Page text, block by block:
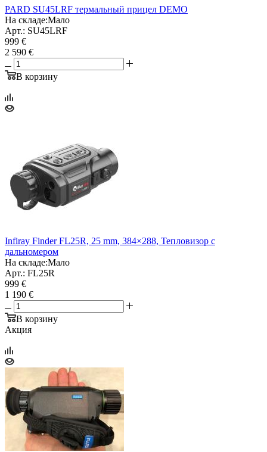
PARD SU45LRF термальный прицел DEMO
На складе:Мало
Арт.: SU45LRF
999 €
2 590 €
В корзину
Infiray Finder FL25R, 25 mm, 384×288, Тепловизор с
дальномером
На складе:Мало
Арт.: FL25R
999 €
1 190 €
В корзину
Акция